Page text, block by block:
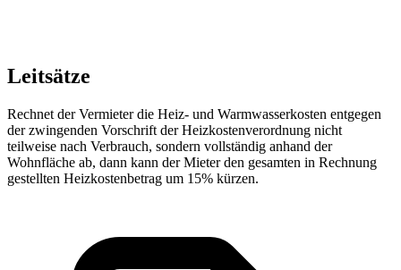
Leitsätze
Rechnet der Vermieter die Heiz- und Warmwasserkosten entgegen
der zwingenden Vorschrift der Heizkostenverordnung nicht
teilweise nach Verbrauch, sondern vollständig anhand der
Wohnfläche ab, dann kann der Mieter den gesamten in Rechnung
gestellten Heizkostenbetrag um 15% kürzen.